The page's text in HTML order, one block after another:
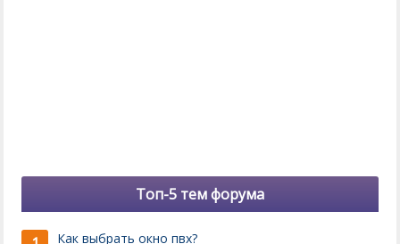
Топ-5 тем форума
Как выбрать окно пвх?